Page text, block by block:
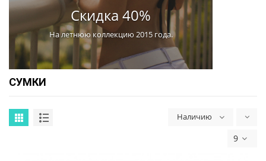
30% скидка
На мужскую коллекцию 2016 года.
СУМКИ
Наличию
9